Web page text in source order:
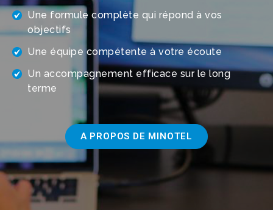
Une formule complète qui répond à vos
objectifs
Une équipe compétente à votre écoute
Un accompagnement efficace sur le long
terme
A PROPOS DE MINOTEL